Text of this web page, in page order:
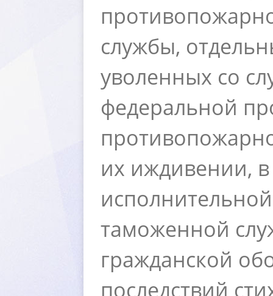
службы,
уволенных со
федеральной
их иждивении,
таможенной
ражданской
последствий